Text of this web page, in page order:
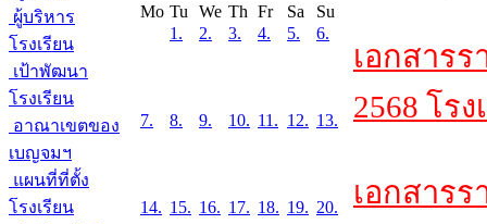
ผู้บริหาร
โรงเรียน
เป้าพัฒนา
โรงเรียน
อาณาเขตของ
เบญจมฯ
แผนที่ที่ตั้ง
โรงเรียน
Mo Tu We Th Fr Sa
Su
1.
2. 3. 4. 5. 6.
7. 8. 9. 10. 11. 12. 13.
14. 15. 16. 17. 18. 19. 20.
เอกสาร
2568 โร
เอกสาร